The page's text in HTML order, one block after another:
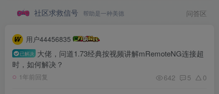
社区求救信号 帮助是一种美德 问答区
用户44456835
已解决 大佬，问道1.73经典按视频讲解mRemoteNG连接超
时，如何解决？
1年前回复 642 5 0